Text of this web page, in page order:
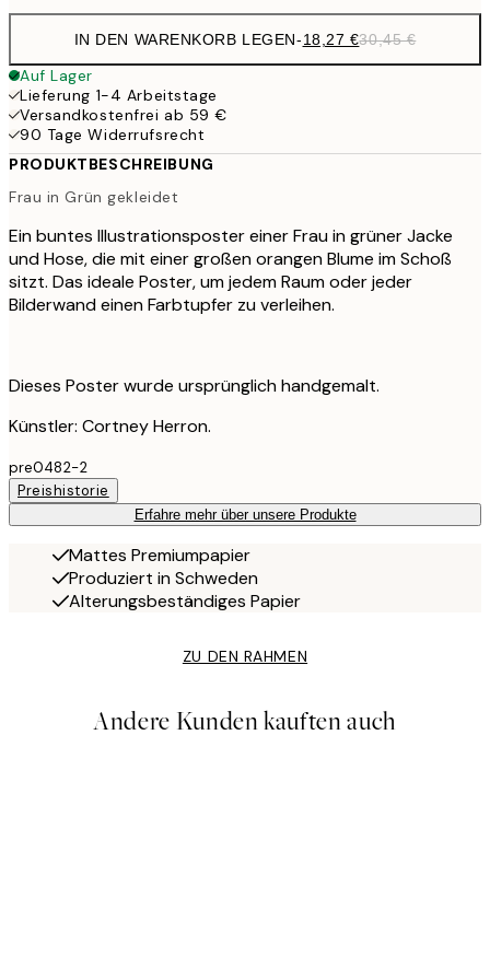
IN DEN WARENKORB LEGEN-18,27 €30,45 €
Auf Lager
Lieferung 1-4 Arbeitstage
Versandkostenfrei ab 59 €
90 Tage Widerrufsrecht
PRODUKTBESCHREIBUNG
Frau in Grün gekleidet
Ein buntes Illustrationsposter einer Frau in grüner Jacke
und Hose, die mit einer großen orangen Blume im Schoß
sitzt. Das ideale Poster, um jedem Raum oder jeder
Bilderwand einen Farbtupfer zu verleihen.
Dieses Poster wurde ursprünglich handgemalt.
Künstler: Cortney Herron.
pre0482-2
Preishistorie
Erfahre mehr über unsere Produkte
Mattes Premiumpapier
Produziert in Schweden
Alterungsbeständiges Papier
ZU DEN RAHMEN
Andere Kunden kauften auch